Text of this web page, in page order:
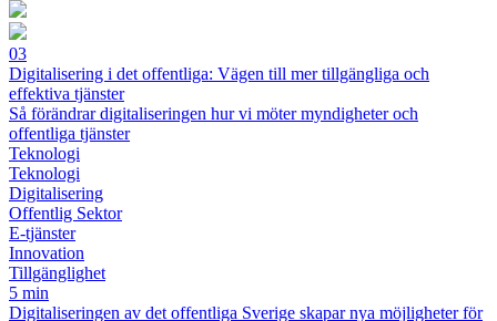
03
Digitalisering i det offentliga: Vägen till mer tillgängliga och
effektiva tjänster
Så förändrar digitaliseringen hur vi möter myndigheter och
offentliga tjänster
Teknologi
Teknologi
Digitalisering
Offentlig Sektor
E-tjänster
Innovation
Tillgänglighet
5 min
Digitaliseringen av det offentliga Sverige skapar nya möjligheter för